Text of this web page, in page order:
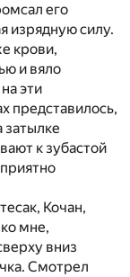
его
изрядную силу.
крови,
и вяло
эти
представилось,
затылке
к зубастой
Кочан,
мне,
вниз
Смотрел